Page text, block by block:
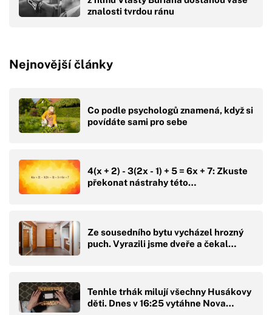
znalosti tvrdou ránu
Nejnovější články
Co podle psychologů znamená, když si
povídáte sami pro sebe
4(x + 2) - 3(2x - 1) + 5 = 6x + 7: Zkuste
překonat nástrahy této…
Ze sousedního bytu vycházel hrozný
puch. Vyrazili jsme dveře a čekal…
Tenhle trhák milují všechny Husákovy
děti. Dnes v 16:25 vytáhne Nova…